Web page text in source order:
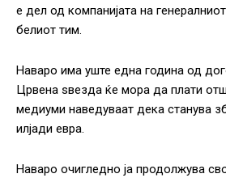
е дел од компанијата на
белиот тим.
Наваро има уште една година од
Црвена ѕвезда ќе мора да плати
медиуми наведуваат дека станува
илјади евра.
Наваро очигледно ја продолжува